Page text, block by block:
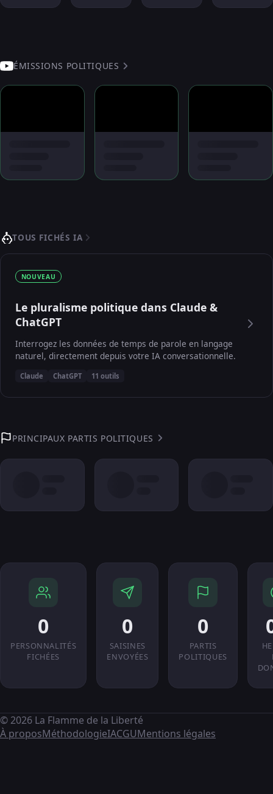
ÉMISSIONS POLITIQUES
TOUS FICHÉS IA
NOUVEAU
Le pluralisme politique dans Claude &
ChatGPT
Interrogez les données de temps de parole en langage
naturel, directement depuis votre IA conversationnelle.
Claude ChatGPT 11 outils
PRINCIPAUX PARTIS POLITIQUES
0
PERSONNALITÉS
FICHÉES
0
SAISINES
ENVOYÉES
0
PARTIS
POLITIQUES
© 2026 La Flamme de la Liberté
À proposMéthodologieIACGUMentions légales